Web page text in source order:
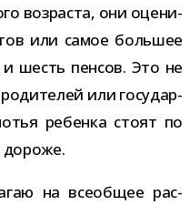
воз­раста, они оце­ни­
или самое боль­шее
шесть пен­сов. Это не
или госу­дар­
ребенка стоят по
дороже.
на все­об­щее рас­